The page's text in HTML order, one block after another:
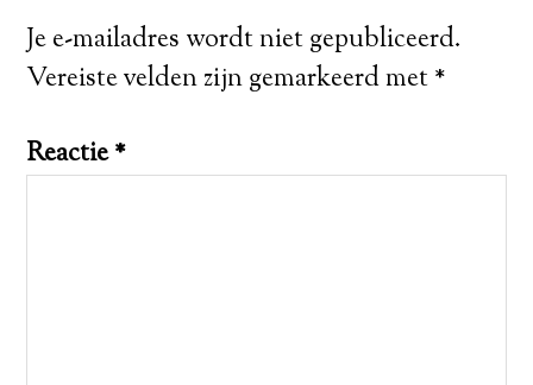
Je e-mailadres wordt niet gepubliceerd.
Vereiste velden zijn gemarkeerd met*
Reactie*